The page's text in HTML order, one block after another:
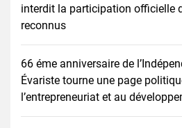
interdit la participation officielle
reconnus
66 éme anniversaire de
Évariste tourne une page
l’entrepreneuriat et au